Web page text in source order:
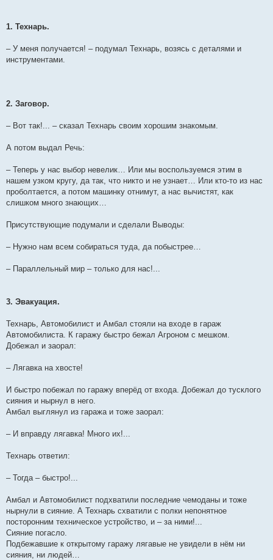
1. Технарь.
– У меня получается! – подумал Технарь, возясь с деталями и
инструментами.
2. Заговор.
– Вот так!... – сказал Технарь своим хорошим знакомым.
А потом выдал Речь:
– Теперь у нас выбор невелик… Или мы воспользуемся этим в
нашем узком кругу, да так, что никто и не узнает… Или кто-то из нас
проболтается, а потом машинку отнимут, а нас вычистят, как
слишком много знающих…
Присутствующие подумали и сделали Выводы:
– Нужно нам всем собираться туда, да побыстрее…
– Параллельный мир – только для нас!...
3. Эвакуация.
Технарь, Автомобилист и Амбал стояли на входе в гараж
Автомобилиста. К гаражу быстро бежал Агроном с мешком.
Добежал и заорал:
– Лягавка на хвосте!
И быстро побежал по гаражу вперёд от входа. Добежал до тусклого
сияния и нырнул в него.
Амбал выглянул из гаража и тоже заорал:
– И вправду лягавка! Много их!...
Технарь ответил:
– Тогда – быстро!...
Амбал и Автомобилист подхватили последние чемоданы и тоже
нырнули в сияние. А Технарь схватили с полки непонятное
посторонним техническое устройство, и – за ними!...
Сияние погасло.
Подбежавшие к открытому гаражу лягавые не увидели в нём ни
сияния, ни людей…